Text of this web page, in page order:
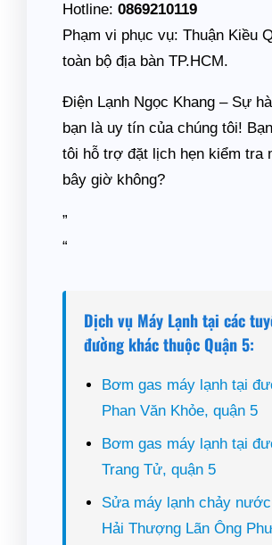
Hotline: 0869210119
Phạm vi phục vụ: Thuận Kiều
toàn bộ địa bàn TP.HCM.
Điện Lạnh Ngọc Khang – Sự
bạn là uy tín của chúng tôi!
tôi hỗ trợ đặt lịch hẹn kiểm tra
bây giờ không?
”
“
Dịch vụ Máy Lạnh tại các
đường khác thuộc Quận 5:
Bơm gas máy lạnh tại
Phan Văn Khỏe, quận 5
Bơm gas máy lạnh tại
Trang Tử, quận 5
Sửa máy lạnh chảy
Hải Thượng Lãn Ông